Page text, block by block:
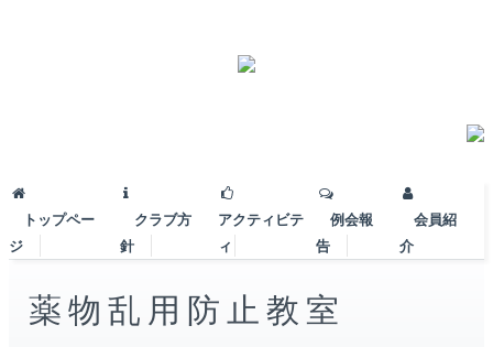
トップペー
ジ
クラブ方
針
アクティビテ
ィ
例会報
告
会員紹
介
薬物乱用防止教室